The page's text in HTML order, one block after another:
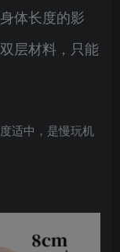
体长度的影
层材料，只能
适中，是慢玩机